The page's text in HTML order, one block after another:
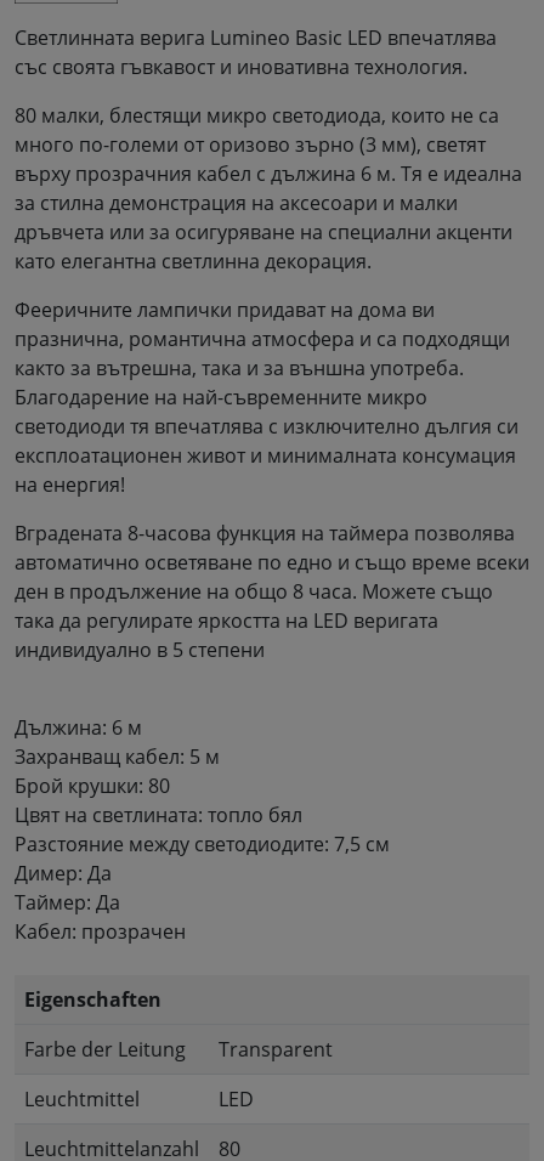
Светлинната верига Lumineo Basic LED впечатлява
със своята гъвкавост и иновативна технология.
80 малки, блестящи микро светодиода, които не са
много по-големи от оризово зърно (3 мм), светят
върху прозрачния кабел с дължина 6 м. Тя е идеална
за стилна демонстрация на аксесоари и малки
дръвчета или за осигуряване на специални акценти
като елегантна светлинна декорация.
Фееричните лампички придават на дома ви
празнична, романтична атмосфера и са подходящи
както за вътрешна, така и за външна употреба.
Благодарение на най-съвременните микро
светодиоди тя впечатлява с изключително дългия си
експлоатационен живот и минималната консумация
на енергия!
Вградената 8-часова функция на таймера позволява
автоматично осветяване по едно и също време всеки
ден в продължение на общо 8 часа. Можете също
така да регулирате яркостта на LED веригата
индивидуално в 5 степени
Дължина: 6 м
Захранващ кабел: 5 м
Брой крушки: 80
Цвят на светлината: топло бял
Разстояние между светодиодите: 7,5 см
Димер: Да
Таймер: Да
Кабел: прозрачен
Eigenschaften
Farbe der Leitung
Transparent
Leuchtmittel
LED
Leuchtmittelanzahl
80